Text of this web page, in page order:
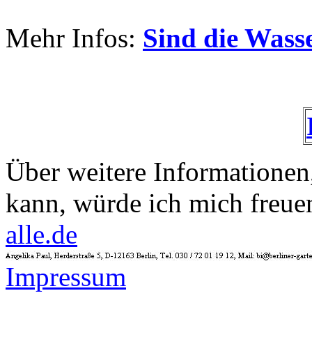
Mehr Infos: Sind die
Über weitere
kann, würde ich mich
alle.de
Impressum